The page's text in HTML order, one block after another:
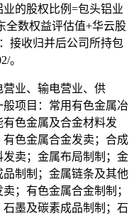
的股权比例=包头铝业
全数权益评估值+华云股
接收归并后公司所持包
。
业、输电营业、供
般项目：常用有色金属冶
色金属及合金材料发
色金属合金发卖；合成
卖；金属布局制制；金
制制；金属链条及其他
；有色金属合金制制；
墨及碳素成品制制；石